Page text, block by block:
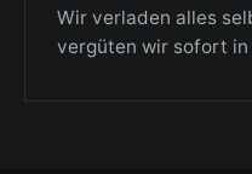
Wir verladen alles
vergüten wir sofort in